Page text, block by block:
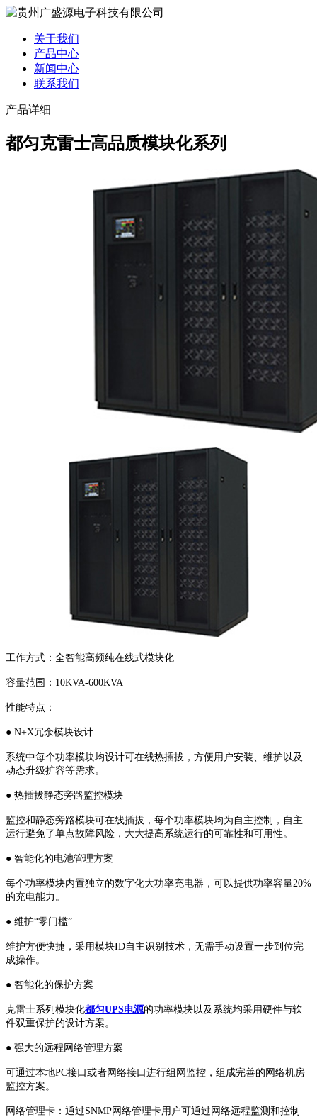
关于我们
产品中心
新闻中心
联系我们
产品详细
都匀克雷士高品质模块化系列
工作方式：全智能高频纯在线式模块化
容量范围：10KVA-600KVA
性能特点：
● N+X冗余模块设计
系统中每个功率模块均设计可在线热插拔，方便用户安装、维护以及
动态升级扩容等需求。
● 热插拔静态旁路监控模块
监控和静态旁路模块可在线插拔，每个功率模块均为自主控制，自主
运行避免了单点故障风险，大大提高系统运行的可靠性和可用性。
● 智能化的电池管理方案
每个功率模块内置独立的数字化大功率充电器，可以提供功率容量20%
的充电能力。
● 维护“零门槛”
维护方便快捷，采用模块ID自主识别技术，无需手动设置一步到位完
成操作。
● 智能化的保护方案
克雷士系列模块化都匀UPS电源的功率模块以及系统均采用硬件与软
件双重保护的设计方案。
● 强大的远程网络管理方案
可通过本地PC接口或者网络接口进行组网监控，组成完善的网络机房
监控方案。
网络管理卡：通过SNMP网络管理卡用户可通过网络远程监测和控制